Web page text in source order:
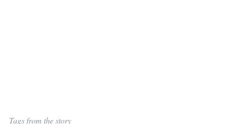
Tags from the story